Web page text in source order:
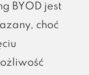
BYOD jest
choć